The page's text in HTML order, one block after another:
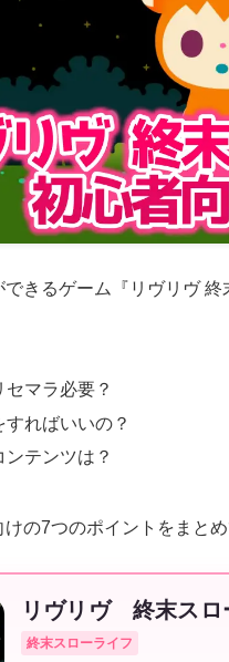
きるゲーム『リヴリヴ
セマラ必要？
すればいいの？
テンツは？
の7つのポイントをまと
リヴリヴ 終末スロ
終末スローライフ